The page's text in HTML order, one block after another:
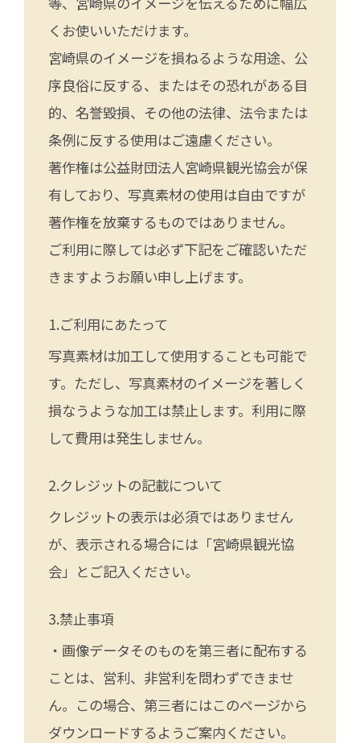
くお使いいただけます。
宮崎県のイメージを損ねるような用途、公
序良俗に反する、またはその恐れがある目
的、名誉毀損、その他の法律、法令または
条例に反する使用はご遠慮ください。
著作権は公益財団法人宮崎県観光協会が保
有しており、写真素材の使用は自由ですが
著作権を放棄するものではありません。
ご利用に際しては必ず下記をご確認いただ
きますようお願い申し上げます。
ご利用にあたって
写真素材は加工して使用することも可能で
す。ただし、写真素材のイメージを著しく
損なうような加工は禁止します。利用に際
して費用は発生しません。
クレジットの記載について
クレジットの表示は必須ではありません
が、表示される場合には「宮崎県観光協
会」とご記入ください。
禁止事項
・画像データそのものを第三者に配布する
ことは、営利、非営利を問わずできませ
ん。この場合、第三者にはこのページから
ダウンロードするようご案内ください。